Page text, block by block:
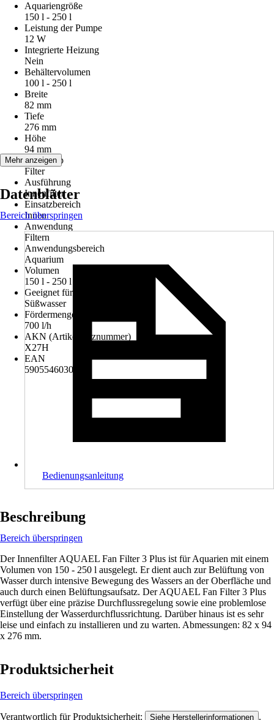
Aquariengröße
150 l - 250 l
Leistung der Pumpe
12 W
Integrierte Heizung
Nein
Behältervolumen
100 l - 250 l
Breite
82 mm
Tiefe
276 mm
Höhe
94 mm
Artikeltyp
Filter
Ausführung
Innenfilter
Einsatzbereich
Innen
Anwendung
Filtern
Anwendungsbereich
Aquarium
Volumen
150 l - 250 l
Geeignet für
Süßwasser
Fördermenge
700 l/h
AKN (Artikelkurznummer)
X27H
EAN
5905546030717
Mehr anzeigen
Datenblätter
Bereich überspringen
Bedienungsanleitung
Beschreibung
Bereich überspringen
Der Innenfilter AQUAEL Fan Filter 3 Plus ist für Aquarien mit einem
Volumen von 150 - 250 l ausgelegt. Er dient auch zur Belüftung von
Wasser durch intensive Bewegung des Wassers an der Oberfläche und
auch durch einen Belüftungsaufsatz. Der AQUAEL Fan Filter 3 Plus
verfügt über eine präzise Durchflussregelung sowie eine problemlose
Einstellung der Wasserdurchflussrichtung. Darüber hinaus ist es sehr
leise und einfach zu installieren und zu warten. Abmessungen: 82 x 94
x 276 mm.
Produktsicherheit
Bereich überspringen
Verantwortlich für Produktsicherheit: Siehe Herstellerinformationen .